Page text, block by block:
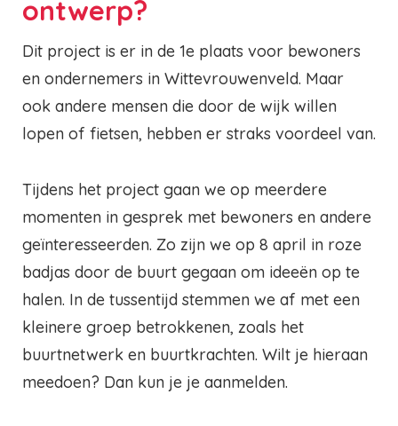
ontwerp?
Dit project is er in de 1e plaats voor bewoners
en ondernemers in Wittevrouwenveld. Maar
ook andere mensen die door de wijk willen
lopen of fietsen, hebben er straks voordeel van.
Tijdens het project gaan we op meerdere
momenten in gesprek met bewoners en andere
geïnteresseerden. Zo zijn we op 8 april in roze
badjas door de buurt gegaan om ideeën op te
halen. In de tussentijd stemmen we af met een
kleinere groep betrokkenen, zoals het
buurtnetwerk en buurtkrachten. Wilt je hieraan
meedoen? Dan kun je je aanmelden.